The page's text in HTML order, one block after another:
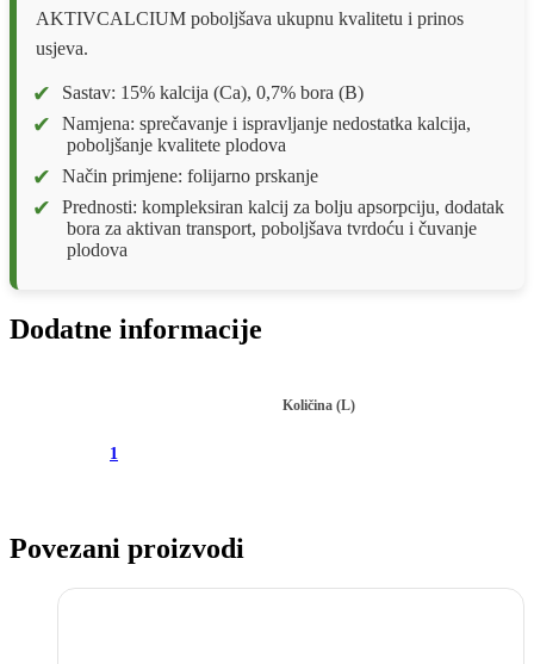
AKTIVCALCIUM poboljšava ukupnu kvalitetu i prinos
usjeva.
Sastav: 15% kalcija (Ca), 0,7% bora (B)
Namjena: sprečavanje i ispravljanje nedostatka kalcija,
poboljšanje kvalitete plodova
Način primjene: folijarno prskanje
Prednosti: kompleksiran kalcij za bolju apsorpciju, dodatak
bora za aktivan transport, poboljšava tvrdoću i čuvanje
plodova
Dodatne informacije
Količina (L)
1
Povezani proizvodi